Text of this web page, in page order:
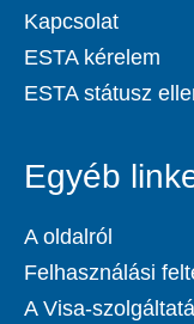
Kapcsolat
ESTA kérelem
ESTA státusz
Egyéb
A oldalról
Felhasználási
A Visa-